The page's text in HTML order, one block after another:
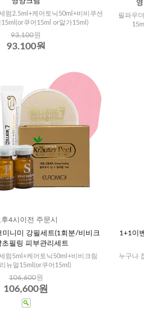
럼2.5ml+케어토닉50ml+비비쿠션
쿠어15ml or알가15ml)
93,100원
93,100원
필파우
후4시이전 주문시
미니미 강필세트(1회분/비비크
초필링 피부관리세트
럼5ml+케어토닉50ml+비비크림
뉴얼15ml(or쿠어15ml)
106,600원
106,600원
1+1이
누구나